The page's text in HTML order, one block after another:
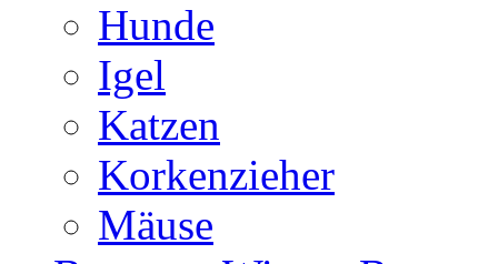
Hunde
Igel
Katzen
Korkenzieher
Mäuse